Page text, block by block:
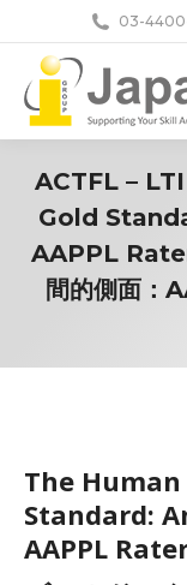
03-
ACTFL –
Gold
AAPPL
間的側面：
The
Standard:
AAPPL